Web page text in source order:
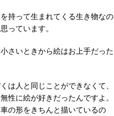
持って生まれてくる生き物なの
っています。
さいときから絵はお上手だった
は人と同じことができなくて、
性に絵が好きだったんですよ。
の形をきちんと描いているの